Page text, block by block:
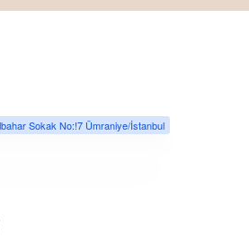
Sokak No:!7 Ümraniye/İstanbul